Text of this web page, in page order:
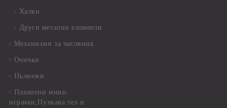
Халки
Други метални елементи
Механизми за часовник
Очички
Пълнежи
Плюшени мини
играчки,Пухкава тел и